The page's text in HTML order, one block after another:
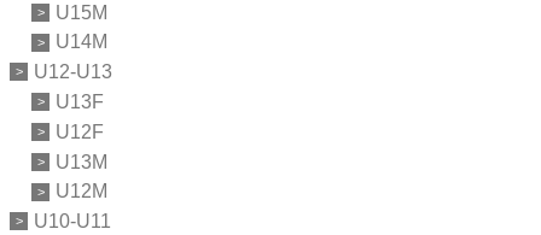
U15M
U14M
U12-U13
U13F
U12F
U13M
U12M
U10-U11